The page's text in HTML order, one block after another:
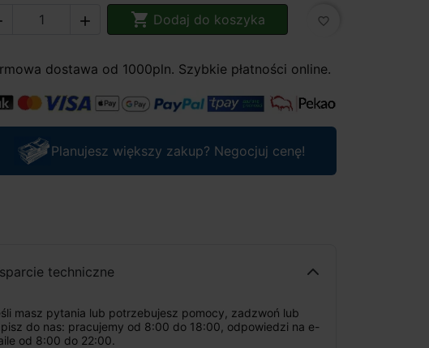
  Dodaj do koszyka favorite_border
dostawa od 1000pln. Szybkie płatności online.
Planujesz większy zakup? Negocjuj cenę!
techniczne
masz pytania lub potrzebujesz pomocy, zadzwoń lub
do nas: pracujemy od 8:00 do 18:00, odpowiedzi na e-
od 8:00 do 22:00.